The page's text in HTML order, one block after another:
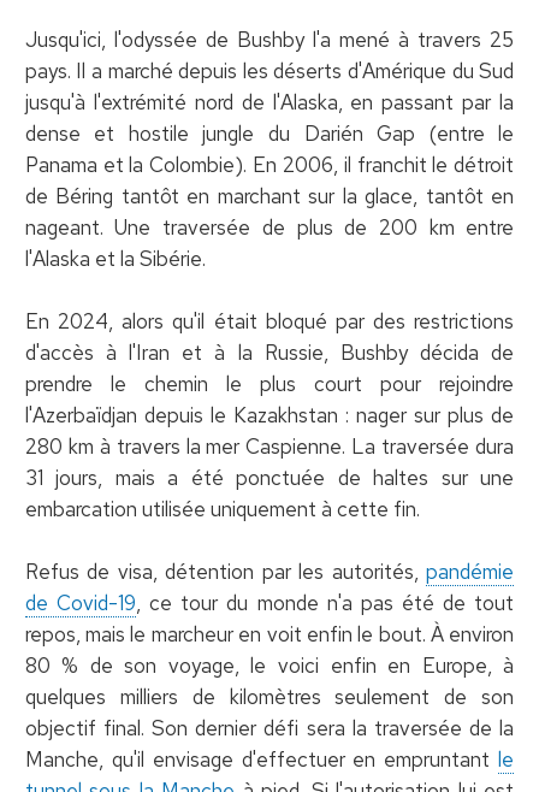
Jusqu'ici, l'odyssée de Bushby l'a mené à travers 25
pays. Il a marché depuis les déserts d'Amérique du Sud
jusqu'à l'extrémité nord de l'Alaska, en passant par la
dense et hostile jungle du Darién Gap (entre le
Panama et la Colombie). En 2006, il franchit le détroit
de Béring tantôt en marchant sur la glace, tantôt en
nageant. Une traversée de plus de 200 km entre
l'Alaska et la Sibérie.
En 2024, alors qu'il était bloqué par des restrictions
d'accès à l'Iran et à la Russie, Bushby décida de
prendre le chemin le plus court pour rejoindre
l'Azerbaïdjan depuis le Kazakhstan : nager sur plus de
280 km à travers la mer Caspienne. La traversée dura
31 jours, mais a été ponctuée de haltes sur une
embarcation utilisée uniquement à cette fin.
Refus de visa, détention par les autorités,pandémie
de Covid-19, ce tour du monde n'a pas été de tout
repos, mais le marcheur en voit enfin le bout. À environ
80 % de son voyage, le voici enfin en Europe, à
quelques milliers de kilomètres seulement de son
objectif final. Son dernier défi sera la traversée de la
Manche, qu'il envisage d'effectuer en empruntantle